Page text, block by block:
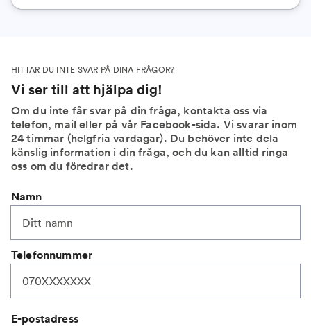
HITTAR DU INTE SVAR PÅ DINA FRÅGOR?
Vi ser till att hjälpa dig!
Om du inte får svar på din fråga, kontakta oss via
telefon, mail eller på vår Facebook-sida. Vi svarar inom
24 timmar (helgfria vardagar). Du behöver inte dela
känslig information i din fråga, och du kan alltid ringa
oss om du föredrar det.
Namn
Telefonnummer
E-postadress